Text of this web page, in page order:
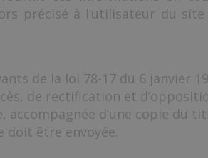
précisé à l’utilisateur du site
de la loi 78-17 du 6 janvier
de rectification et
d’une copie du
doit être envoyée.